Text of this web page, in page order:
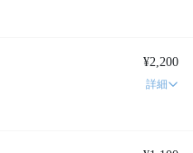
¥2,200
詳細